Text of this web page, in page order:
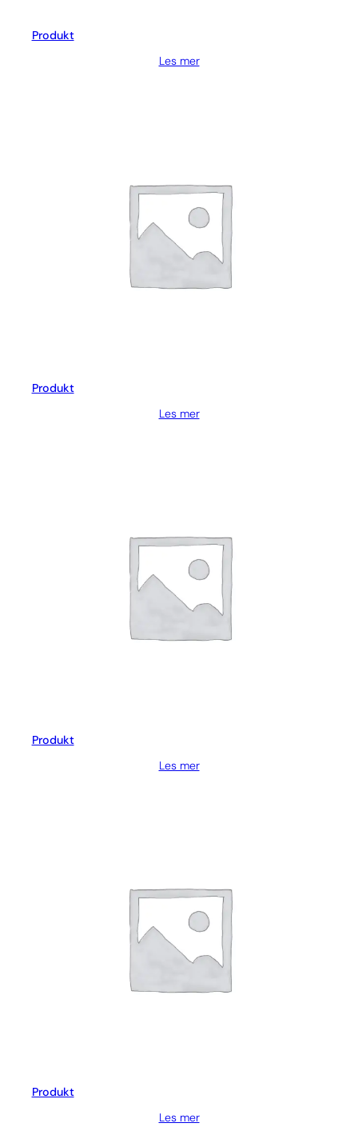
Produkt
Les mer
Produkt
Les mer
Produkt
Les mer
Produkt
Les mer